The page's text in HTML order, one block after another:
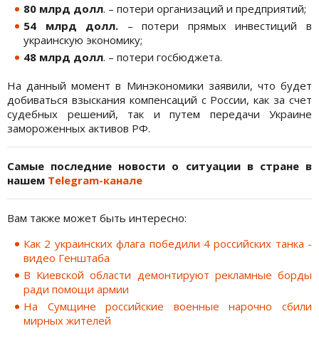
80 млрд долл. – потери организаций и предприятий;
54 млрд долл. – потери прямых инвестиций в
украинскую экономику;
48 млрд долл. – потери госбюджета.
На данный момент в Минэкономики заявили, что будет
добиваться взыскания компенсаций с России, как за счет
судебных решений, так и путем передачи Украине
замороженных активов РФ.
Самые последние новости о ситуации в стране в
нашем Telegram-канале
Вам также может быть интересно:
Как 2 украинских флага победили 4 российских танка -
видео Генштаба
В Киевской области демонтируют рекламные борды
ради помощи армии
На Сумщине российские военные нарочно сбили
мирных жителей